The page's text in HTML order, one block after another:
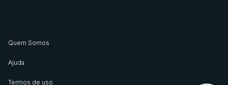
Quem Somos
Ajuda
Termos de uso